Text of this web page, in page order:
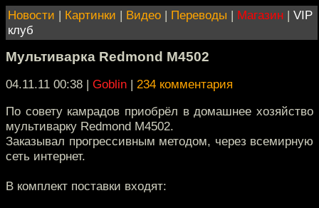
Новости | Картинки | Видео | Переводы | Магазин | VIP
клуб
Мультиварка Redmond M4502
04.11.11 00:38 | Goblin | 234 комментария
По совету камрадов приобрёл в домашнее хозяйство
мультиварку Redmond M4502.
Заказывал прогрессивным методом, через всемирную
сеть интернет.
В комплект поставки входят: